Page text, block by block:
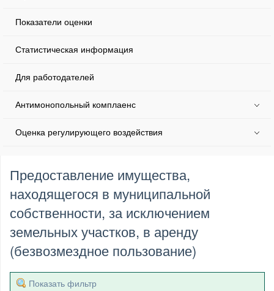
Показатели оценки
Статистическая информация
Для работодателей
Антимонопольный комплаенс
Оценка регулирующего воздействия
Предоставление имущества,
находящегося в муниципальной
собственности, за исключением
земельных участков, в аренду
(безвозмездное пользование)
Показать фильтр